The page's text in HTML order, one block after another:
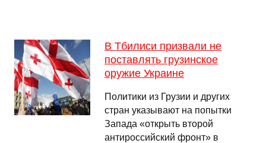
В Тбилиси призвали не
поставлять грузинское
оружие Украине
Политики из Грузии и других
стран указывают на попытки
Запада «открыть второй
антироссийский фронт» в